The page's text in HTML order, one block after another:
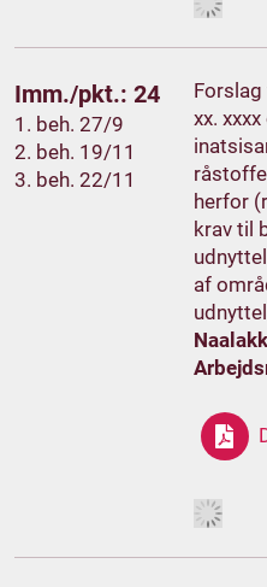
Imm./pkt.: 24
1. beh. 27/9
2. beh. 19/11
3. beh. 22/11
xx.
herfor
krav til
af